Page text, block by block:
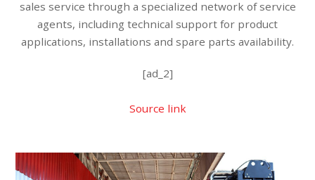
sales service through a specialized network of service
agents, including technical support for product
applications, installations and spare parts availability.
[ad_2]
Source link